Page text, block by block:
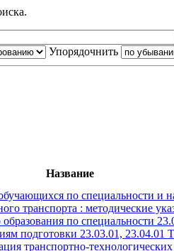
Упорядочнить
Название
по специальности и
транспорта : методические
по специальности
подготовки 23.03.01, 23.04.01
транспортно-